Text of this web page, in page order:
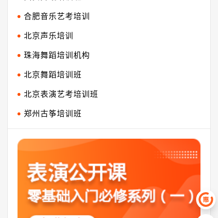
合肥音乐艺考培训
北京声乐培训
珠海舞蹈培训机构
北京舞蹈培训班
北京表演艺考培训班
郑州古筝培训班